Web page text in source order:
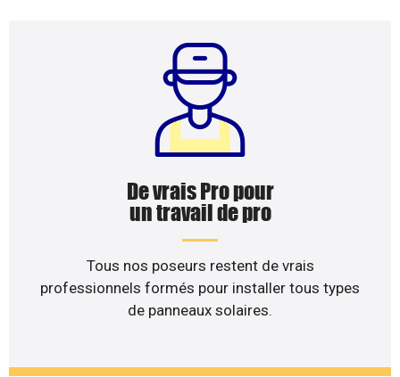
De vrais Pro pour
un travail de pro
Tous nos poseurs restent de vrais
professionnels formés pour installer tous types
de panneaux solaires.